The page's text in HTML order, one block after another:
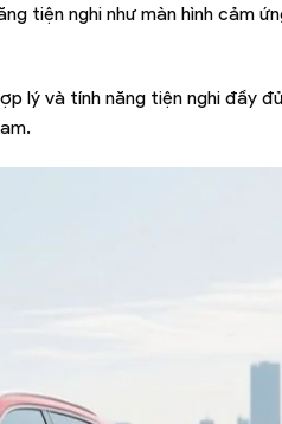
tiện nghi như màn hình cảm
lý và tính năng tiện nghi đầy